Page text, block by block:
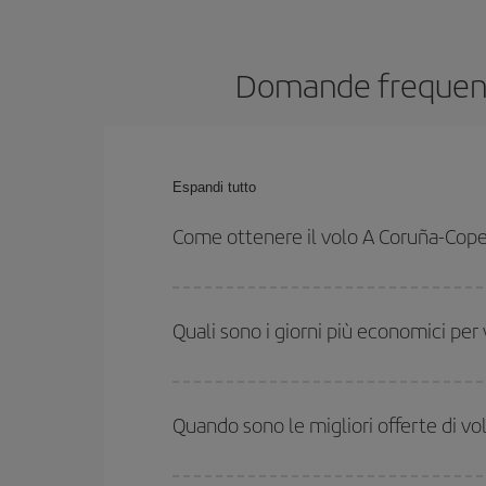
Domande
Espandi tutto
Come ottenere il volo A Coruña-
date e agli orari di andata e ritorno.
Quali sono i giorni più economici
date hai in mente di viaggiare. Ti mostreremo i
l'offerta migliore. Inoltre, cerca tra le diverse
Quando sono le migliori offerte di